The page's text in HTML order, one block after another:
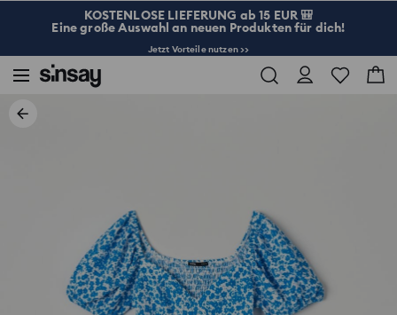
KOSTENLOSE LIEFERUNG ab 15 EUR 🎒
Eine große Auswahl an neuen Produkten für dich!
Jetzt Vorteile nutzen >>